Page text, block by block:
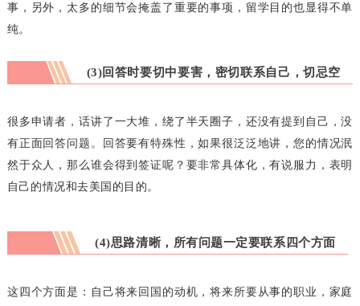
事，另外，太多的细节会掩盖了重要的事项，留学目的也显得不单
纯。
(3)回答时要切中要害，密切联系自己，切忌空
很多申请者，话讲了一大堆，绕了半天圈子，还没有提到自己，没
有正面回答问题。回答要有特殊性，如果很泛泛地讲，您的情况泯
然于众人，那么谁会得到签证呢？要非常具体化，有说服力，表明
自己的情况和去美国的目的。
(4)思路清晰，所有问题一定要联系四个方面
这四个方面是：自己将来回国的动机，将来所要从事的职业，家庭